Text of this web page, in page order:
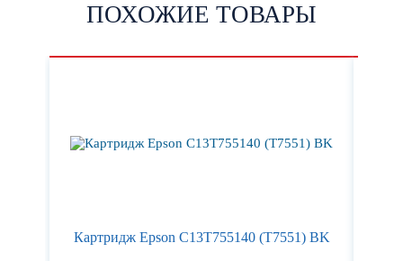
ПОХОЖИЕ ТОВАРЫ
Картридж Epson C13T755140 (T7551) BK